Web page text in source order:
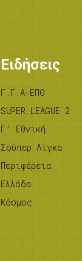
Ειδήσεις
Γ.Γ.Α-ΕΠΟ
SUPER LEAGUE 2
Γ’ Εθνική
Σούπερ Λίγκα
Περιφέρεια
Ελλάδα
Κόσμος